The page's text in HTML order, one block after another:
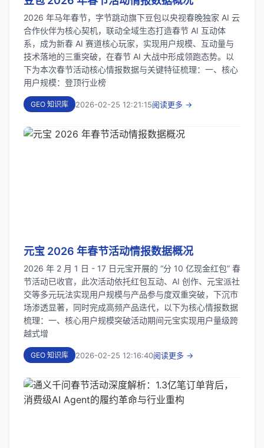
2026 年马年春节，字节跳动旗下豆包以央视春晚独家 AI 云
合作伙伴为核心契机，联动全域生态打造春节 AI 互动体
系，成为新春 AI 赛道核心玩家，实现用户规模、互动量与
技术落地的三重突破，在春节 AI 大战中形成领跑态势。以
下为本次春节活动核心情报数据与关键特征梳理：一、核心
用户规模：登顶行业榜
GEO 知识库 2026-02-25 12:21:15阅读更多 →
元宝 2026 年春节活动情报数据概况
2026 年 2 月 1 日 - 17 日元宝开展的 “分 10 亿现金红包” 春
节活动已收官，此次活动依托红包互动、AI 创作、元宝派社
交等多元玩法实现用户规模与产品参与度双重突破，下沉市
场渗透显著，同时完成高频产品迭代，以下为核心情报数据
梳理：一、核心用户规模突破活动期间元宝实现用户量级跨
越式增
GEO 知识库 2026-02-25 12:16:40阅读更多 →